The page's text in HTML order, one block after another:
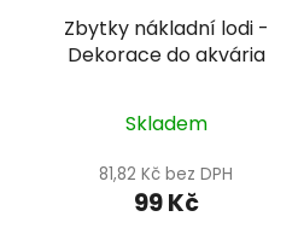
Zbytky nákladní lodi -
Dekorace do akvária
Skladem
81,82 Kč bez DPH
99 Kč